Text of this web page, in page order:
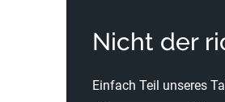
Nicht der
Einfach Teil unseres